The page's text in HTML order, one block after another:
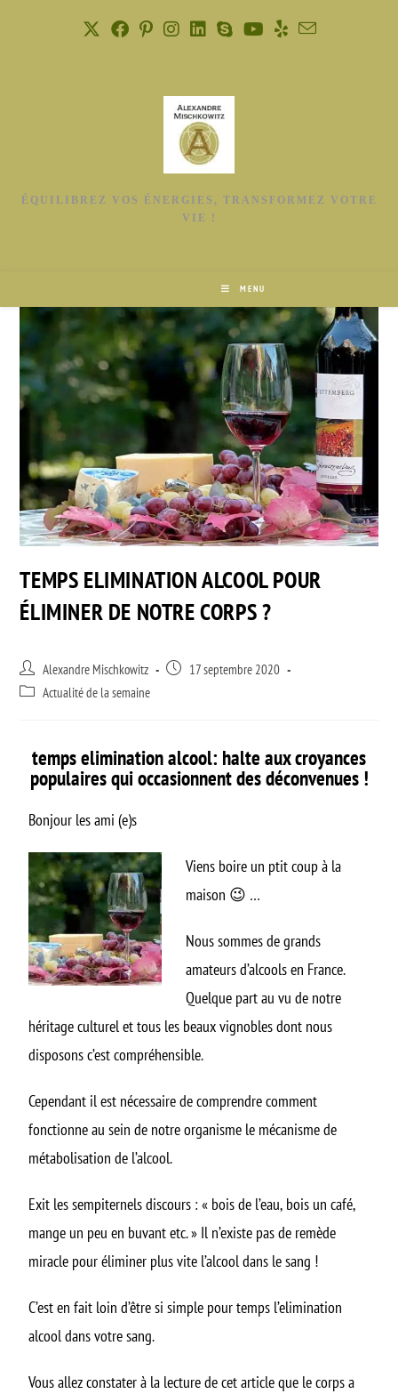
ÉQUILIBREZ VOS ÉNERGIES, TRANSFORMEZ VOTRE
VIE !
MENU
TEMPS ELIMINATION ALCOOL POUR
ÉLIMINER DE NOTRE CORPS ?
Alexandre Mischkowitz
17 septembre 2020
Actualité de la semaine
temps elimination alcool: halte aux croyances
populaires qui occasionnent des déconvenues !
Bonjour les ami (e)s
Viens boire un ptit coup à la
maison 😉 …
Nous sommes de grands
amateurs d’alcools en France.
Quelque part au vu de notre
héritage culturel et tous les beaux vignobles dont nous
disposons c’est compréhensible.
Cependant il est nécessaire de comprendre comment
fonctionne au sein de notre organisme le mécanisme de
métabolisation de l’alcool.
Exit les sempiternels discours : « bois de l’eau, bois un café,
mange un peu en buvant etc. » Il n’existe pas de remède
miracle pour éliminer plus vite l’alcool dans le sang !
C’est en fait loin d’être si simple pourtemps l’elimination
alcool dans votre sang.
Vous allez constater à la lecture de cet article que le corps a